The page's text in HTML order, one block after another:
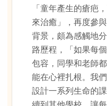
「童年產生的瘡疤
來治癒」，再度參
背景，頗為感觸地
路歷程，「如果每
包容，同學和老師
能在心裡扎根。我
設計一系列生命的